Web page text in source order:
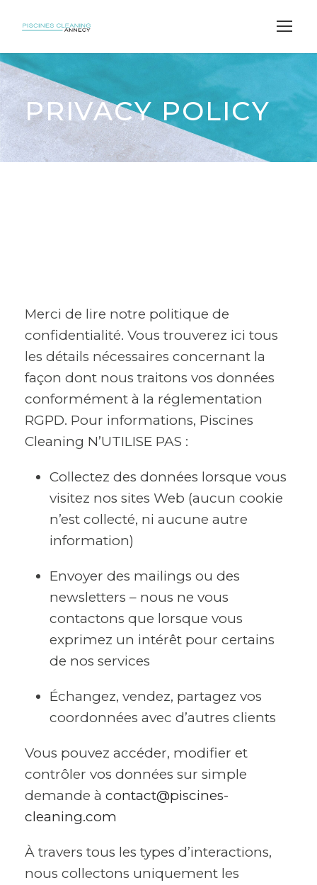
PRIVACY POLICY
Merci de lire notre politique de
confidentialité. Vous trouverez ici tous
les détails nécessaires concernant la
façon dont nous traitons vos données
conformément à la réglementation
RGPD. Pour informations, Piscines
Cleaning N’UTILISE PAS :
Collectez des données lorsque vous
visitez nos sites Web (aucun cookie
n’est collecté, ni aucune autre
information)
Envoyer des mailings ou des
newsletters – nous ne vous
contactons que lorsque vous
exprimez un intérêt pour certains
de nos services
Échangez, vendez, partagez vos
coordonnées avec d’autres clients
Vous pouvez accéder, modifier et
contrôler vos données sur simple
demande à contact@piscines-
cleaning.com
À travers tous les types d’interactions,
nous collectons uniquement les